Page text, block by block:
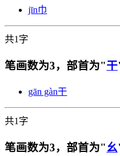
jīn巾
共1字
笔画数为3，部首为"干
gān gàn干
共1字
笔画数为3，部首为"幺